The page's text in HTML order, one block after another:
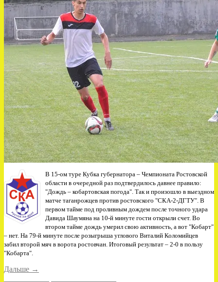
В 15-ом туре Кубка губернатора – Чемпионата Ростовской
области в очередной раз подтвердилось давнее правило:
"Дождь – кобартовская погода". Так и произошло в выездном
матче таганрожцев против ростовского "СКА-2-ДГТУ". В
первом тайме под проливным дождем после точного удара
Давида Шаумяна на 10-й минуте гости открыли счет. Во
втором тайме дождь умерил свою активность, а вот "Кобарт"
– нет. На 79-й минуте после розыгрыша углового Виталий Коломийцев
забил второй мяч в ворота ростовчан. Итоговый результат – 2-0 в пользу
"Кобарта".
Дальше «Примета
→